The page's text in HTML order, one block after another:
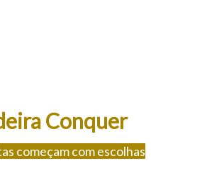
Conquer
começam com escolhas